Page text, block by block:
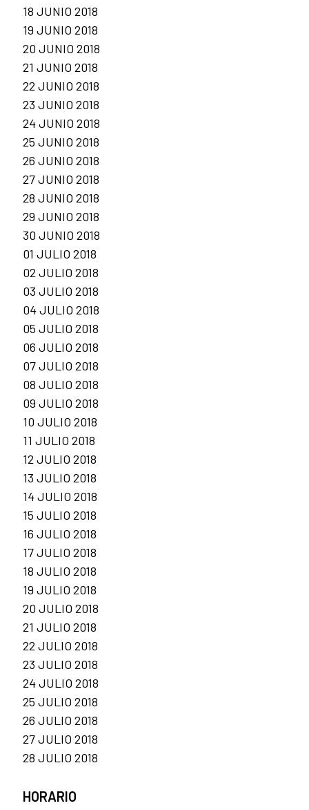
18 JUNIO 2018
19 JUNIO 2018
20 JUNIO 2018
21 JUNIO 2018
22 JUNIO 2018
23 JUNIO 2018
24 JUNIO 2018
25 JUNIO 2018
26 JUNIO 2018
27 JUNIO 2018
28 JUNIO 2018
29 JUNIO 2018
30 JUNIO 2018
01 JULIO 2018
02 JULIO 2018
03 JULIO 2018
04 JULIO 2018
05 JULIO 2018
06 JULIO 2018
07 JULIO 2018
08 JULIO 2018
09 JULIO 2018
10 JULIO 2018
11 JULIO 2018
12 JULIO 2018
13 JULIO 2018
14 JULIO 2018
15 JULIO 2018
16 JULIO 2018
17 JULIO 2018
18 JULIO 2018
19 JULIO 2018
20 JULIO 2018
21 JULIO 2018
22 JULIO 2018
23 JULIO 2018
24 JULIO 2018
25 JULIO 2018
26 JULIO 2018
27 JULIO 2018
28 JULIO 2018
HORARIO